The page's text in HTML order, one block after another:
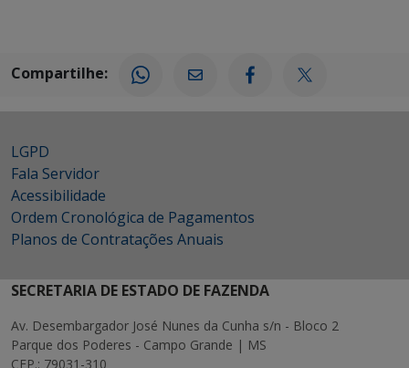
Compartilhe:
LGPD
Fala Servidor
Acessibilidade
Ordem Cronológica de Pagamentos
Planos de Contratações Anuais
SECRETARIA DE ESTADO DE FAZENDA
Av. Desembargador José Nunes da Cunha s/n - Bloco 2
Parque dos Poderes - Campo Grande | MS
CEP.: 79031-310